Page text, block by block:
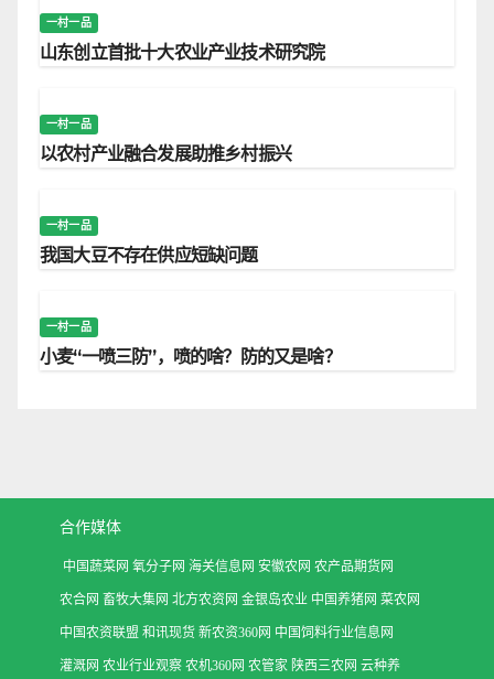
一村一品
山东创立首批十大农业产业技术研究院
一村一品
以农村产业融合发展助推乡村振兴
一村一品
我国大豆不存在供应短缺问题
一村一品
小麦“一喷三防”，喷的啥？防的又是啥？
合作媒体
中国蔬菜网 氧分子网 海关信息网 安徽农网 农产品期货网
农合网 畜牧大集网 北方农资网 金银岛农业 中国养猪网 菜农网
中国农资联盟 和讯现货 新农资360网 中国饲料行业信息网
灌溉网 农业行业观察 农机360网 农管家 陕西三农网 云种养